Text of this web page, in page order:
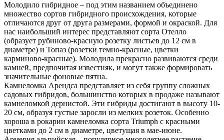
Молодило гибридное – под этим названием объединено
множество сортов гибридного происхождения, которые
отличаются друг от друга размерами, формой и окраской. Для
нас наибольший интерес представляют сорта Отелло
(образует рубиново-красную розетку листьев до 12 см в
диаметре) и Топаз (розетки темно-красные, цветки
карминово-красные). Молодила прекрасно развиваются среди
камней, предпочитая известняк, и могут также формировать
значительные фоновые пятна.
Камнеломка Арендса представляет из себя группу сложных
садовых гибридов, большинство которых в продаже называют
камнеломкой дернистой. Эти гибриды достигают в высоту 10-
20 см, образуя густые заросли из мелких розеток. Особенно
хороша в рокарии камнеломка сорта Triumph с красными
цветками до 2 см в диаметре, цветущая в мае-июне.